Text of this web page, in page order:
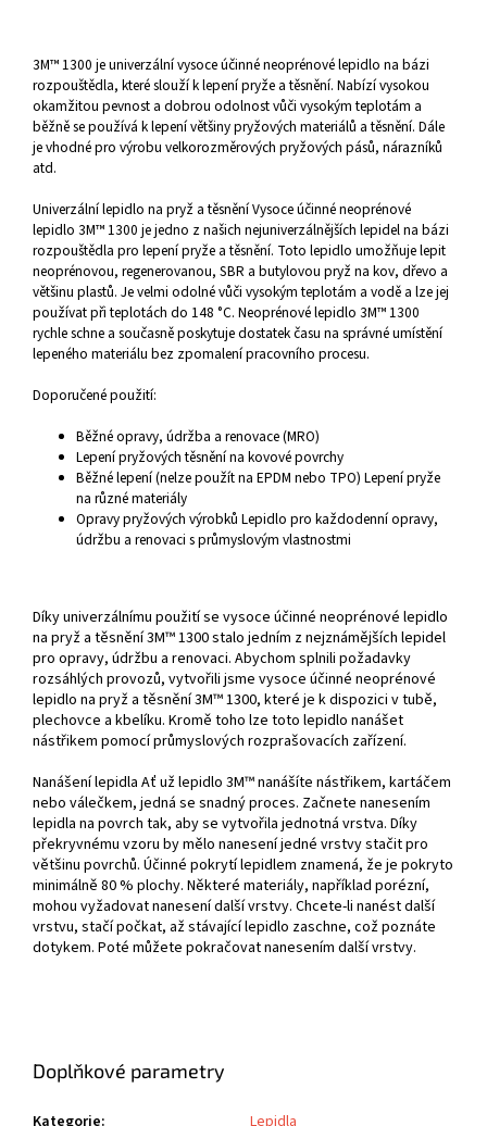
3M™ 1300 je univerzální vysoce účinné neoprénové lepidlo na bázi
rozpouštědla, které slouží k lepení pryže a těsnění. Nabízí vysokou
okamžitou pevnost a dobrou odolnost vůči vysokým teplotám a
běžně se používá k lepení většiny pryžových materiálů a těsnění. Dále
je vhodné pro výrobu velkorozměrových pryžových pásů, nárazníků
atd.
Univerzální lepidlo na pryž a těsnění Vysoce účinné neoprénové
lepidlo 3M™ 1300 je jedno z našich nejuniverzálnějších lepidel na bázi
rozpouštědla pro lepení pryže a těsnění. Toto lepidlo umožňuje lepit
neoprénovou, regenerovanou, SBR a butylovou pryž na kov, dřevo a
většinu plastů. Je velmi odolné vůči vysokým teplotám a vodě a lze jej
používat při teplotách do 148 °C. Neoprénové lepidlo 3M™ 1300
rychle schne a současně poskytuje dostatek času na správné umístění
lepeného materiálu bez zpomalení pracovního procesu.
Doporučené použití:
Běžné opravy, údržba a renovace (MRO)
Lepení pryžových těsnění na kovové povrchy
Běžné lepení (nelze použít na EPDM nebo TPO) Lepení pryže
na různé materiály
Opravy pryžových výrobků Lepidlo pro každodenní opravy,
údržbu a renovaci s průmyslovým vlastnostmi
Díky univerzálnímu použití se vysoce účinné neoprénové lepidlo
na pryž a těsnění 3M™ 1300 stalo jedním z nejznámějších lepidel
pro opravy, údržbu a renovaci. Abychom splnili požadavky
rozsáhlých provozů, vytvořili jsme vysoce účinné neoprénové
lepidlo na pryž a těsnění 3M™ 1300, které je k dispozici v tubě,
plechovce a kbelíku. Kromě toho lze toto lepidlo nanášet
nástřikem pomocí průmyslových rozprašovacích zařízení.
Nanášení lepidla Ať už lepidlo 3M™ nanášíte nástřikem, kartáčem
nebo válečkem, jedná se snadný proces. Začnete nanesením
lepidla na povrch tak, aby se vytvořila jednotná vrstva. Díky
překryvnému vzoru by mělo nanesení jedné vrstvy stačit pro
většinu povrchů. Účinné pokrytí lepidlem znamená, že je pokryto
minimálně 80 % plochy. Některé materiály, například porézní,
mohou vyžadovat nanesení další vrstvy. Chcete-li nanést další
vrstvu, stačí počkat, až stávající lepidlo zaschne, což poznáte
dotykem. Poté můžete pokračovat nanesením další vrstvy.
Doplňkové parametry